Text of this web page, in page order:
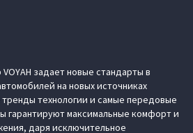
задает новые стандарты в
на новых источниках
технологии и самые передовые
гарантируют максимальные комфорт и
даря исключительное